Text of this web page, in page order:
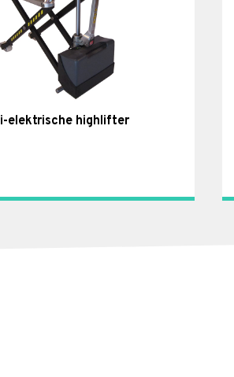
elektrische highlifter